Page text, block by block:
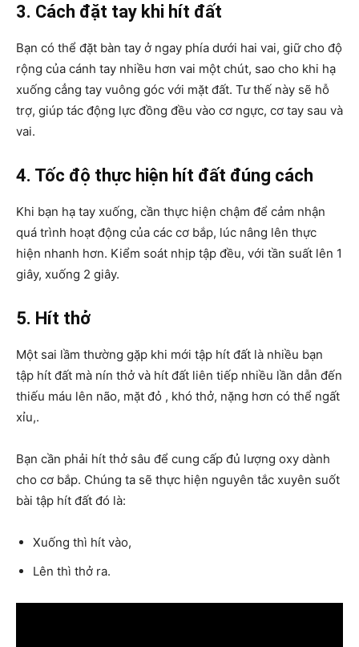
3. Cách đặt tay khi hít đất
Bạn có thể đặt bàn tay ở ngay phía dưới hai vai, giữ cho độ
rộng của cánh tay nhiều hơn vai một chút, sao cho khi hạ
xuống cẳng tay vuông góc với mặt đất. Tư thế này sẽ hỗ
trợ, giúp tác động lực đồng đều vào cơ ngực, cơ tay sau và
vai.
4. Tốc độ thực hiện hít đất đúng cách
Khi bạn hạ tay xuống, cần thực hiện chậm để cảm nhận
quá trình hoạt động của các cơ bắp, lúc nâng lên thực
hiện nhanh hơn. Kiểm soát nhịp tập đều, với tần suất lên 1
giây, xuống 2 giây.
5. Hít thở
Một sai lầm thường gặp khi mới tập hít đất là nhiều bạn
tập hít đất mà nín thở và hít đất liên tiếp nhiều lần dẫn đến
thiếu máu lên não, mặt đỏ , khó thở, nặng hơn có thể ngất
xỉu,.
Bạn cần phải hít thở sâu để cung cấp đủ lượng oxy dành
cho cơ bắp. Chúng ta sẽ thực hiện nguyên tắc xuyên suốt
bài tập hít đất đó là:
Xuống thì hít vào,
Lên thì thở ra.